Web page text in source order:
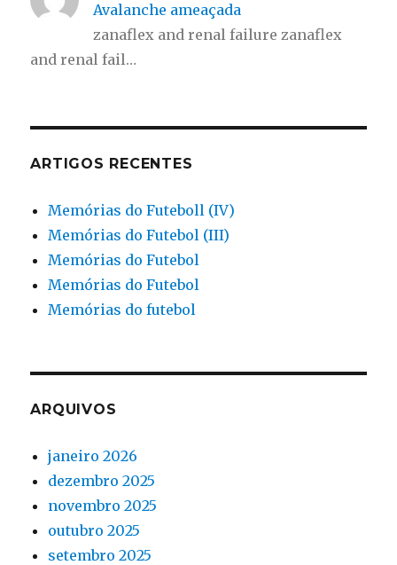
Avalanche ameaçada
zanaflex and renal failure zanaflex
and renal fail…
ARTIGOS RECENTES
Memórias do Futeboll (IV)
Memórias do Futebol (III)
Memórias do Futebol
Memórias do Futebol
Memórias do futebol
ARQUIVOS
janeiro 2026
dezembro 2025
novembro 2025
outubro 2025
setembro 2025